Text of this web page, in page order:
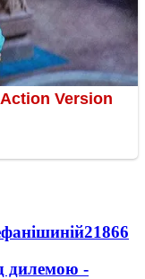
21866
дилемою -